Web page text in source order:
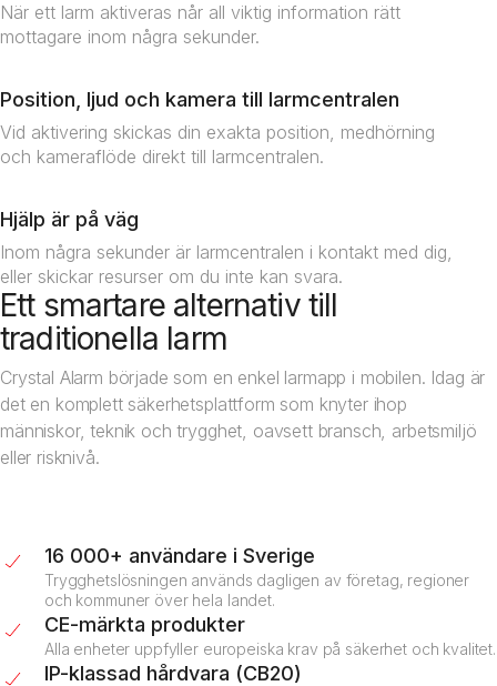
När ett larm aktiveras når all viktig information rätt
mottagare inom några sekunder.
Position, ljud och kamera till larmcentralen
Vid aktivering skickas din exakta position, medhörning
och kameraflöde direkt till larmcentralen.
Hjälp är på väg
Inom några sekunder är larmcentralen i kontakt med dig,
eller skickar resurser om du inte kan svara.
Ett smartare alternativ till
traditionella larm
Crystal Alarm började som en enkel larmapp i mobilen. Idag är
det en komplett säkerhetsplattform som knyter ihop
människor, teknik och trygghet, oavsett bransch, arbetsmiljö
eller risknivå.
16 000+ användare i Sverige
Trygghetslösningen används dagligen av företag, regioner
och kommuner över hela landet.
CE-märkta produkter
Alla enheter uppfyller europeiska krav på säkerhet och kvalitet.
IP-klassad hårdvara (CB20)